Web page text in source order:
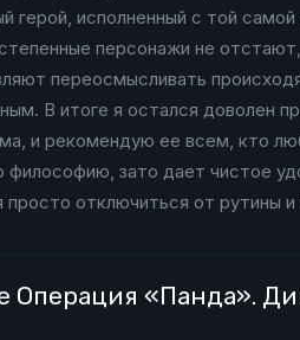
герой, исполненный с той
персонажи не
переосмысливать
В итоге я остался доволен
и рекомендую ее всем, кто
философию, зато дает чистое
просто отключиться от рутины
Операция «Панда».